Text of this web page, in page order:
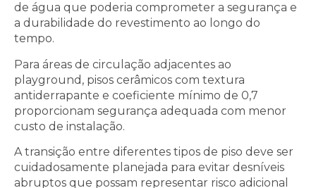
de água que poderia comprometer a segurança e
a durabilidade do revestimento ao longo do
tempo.
Para áreas de circulação adjacentes ao
playground, pisos cerâmicos com textura
antiderrapante e coeficiente mínimo de 0,7
proporcionam segurança adequada com menor
custo de instalação.
A transição entre diferentes tipos de piso deve ser
cuidadosamente planejada para evitar desníveis
abruptos que possam representar risco adicional